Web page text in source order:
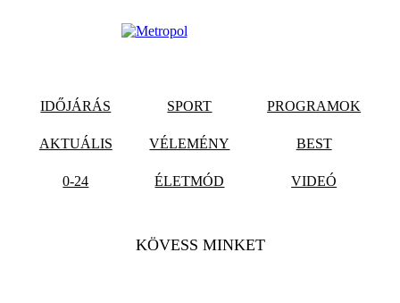
IDŐJÁRÁS SPORT PROGRAMOK
AKTUÁLIS VÉLEMÉNY BEST
0-24 ÉLETMÓD VIDEÓ
KÖVESS MINKET